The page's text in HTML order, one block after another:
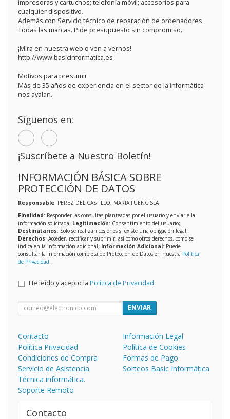
impresoras y cartuchos; telefonía móvil; accesorios para
cualquier dispositivo.
Además con Servicio técnico de reparación de ordenadores.
Todas las marcas. Pide presupuesto sin compromiso.
¡Mira en nuestra web o ven a vernos!
http://www.basicinformatica.es
Motivos para presumir
Más de 35 años de experiencia en el sector de la informática
nos avalan.
Síguenos en:
¡Suscríbete a Nuestro Boletín!
INFORMACIÓN BÁSICA SOBRE
PROTECCIÓN DE DATOS
Responsable: PEREZ DEL CASTILLO, MARIA FUENCISLA
Finalidad: Responder las consultas planteadas por el usuario y enviarle la
información solicitada; Legitimación: Consentimiento del usuario;
Destinatarios: Solo se realizan cesiones si existe una obligación legal;
Derechos: Acceder, rectificar y suprimir, así como otros derechos, como se
indica en la información adicional; Información Adicional: Puede
consultar la información completa de Protección de Datos en nuestra Política
de Privacidad
He leído y acepto la Política de Privacidad.
ENVIAR
Contacto
Información Legal
Política Privacidad
Política de Cookies
Condiciones de Compra
Formas de Pago
Servicio de Asistencia
Técnica informática.
Soporte Remoto
Sorteos Basic Informática
Contacto